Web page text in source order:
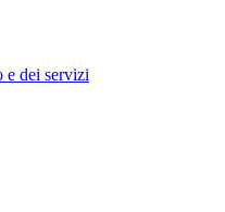
e dei servizi